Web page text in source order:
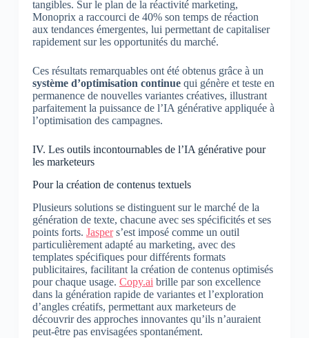
tangibles. Sur le plan de la réactivité marketing,
Monoprix a raccourci de 40% son temps de réaction
aux tendances émergentes, lui permettant de capitaliser
rapidement sur les opportunités du marché.
Ces résultats remarquables ont été obtenus grâce à un
système d’optimisation continuequi génère et teste en
permanence de nouvelles variantes créatives, illustrant
parfaitement la puissance de l’IA générative appliquée à
l’optimisation des campagnes.
IV. Les outils incontournables de l’IA générative pour
les marketeurs
Pour la création de contenus textuels
Plusieurs solutions se distinguent sur le marché de la
génération de texte, chacune avec ses spécificités et ses
points forts. Jaspers’est imposé comme un outil
particulièrement adapté au marketing, avec des
templates spécifiques pour différents formats
publicitaires, facilitant la création de contenus optimisés
pour chaque usage. Copy.ai brille par son excellence
dans la génération rapide de variantes et l’exploration
d’angles créatifs, permettant aux marketeurs de
découvrir des approches innovantes qu’ils n’auraient
peut-être pas envisagées spontanément.